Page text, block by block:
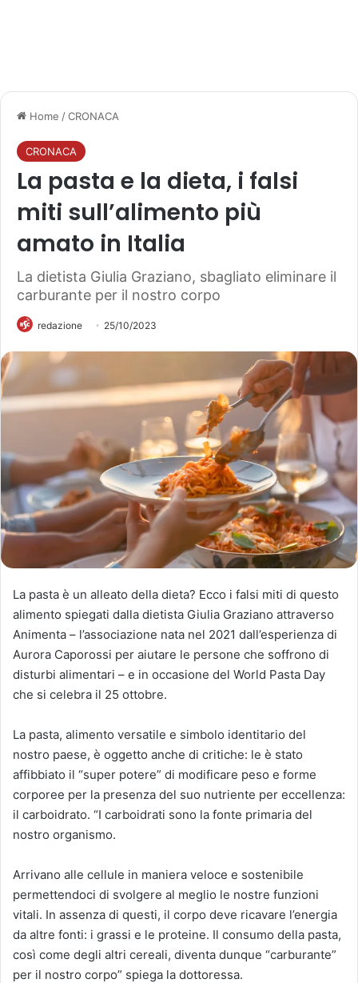
Home /CRONACA
CRONACA
La pasta e la dieta, i falsi
miti sull’alimento più
amato in Italia
La dietista Giulia Graziano, sbagliato eliminare il
carburante per il nostro corpo
redazione 25/10/2023
La pasta è un alleato della dieta? Ecco i falsi miti di questo
alimento spiegati dalla dietista Giulia Graziano attraverso
Animenta – l’associazione nata nel 2021 dall’esperienza di
Aurora Caporossi per aiutare le persone che soffrono di
disturbi alimentari – e in occasione del World Pasta Day
che si celebra il 25 ottobre.
La pasta, alimento versatile e simbolo identitario del
nostro paese, è oggetto anche di critiche: le è stato
affibbiato il “super potere” di modificare peso e forme
corporee per la presenza del suo nutriente per eccellenza:
il carboidrato. “I carboidrati sono la fonte primaria del
nostro organismo.
Arrivano alle cellule in maniera veloce e sostenibile
permettendoci di svolgere al meglio le nostre funzioni
vitali. In assenza di questi, il corpo deve ricavare l’energia
da altre fonti: i grassi e le proteine. Il consumo della pasta,
così come degli altri cereali, diventa dunque “carburante”
per il nostro corpo” spiega la dottoressa.